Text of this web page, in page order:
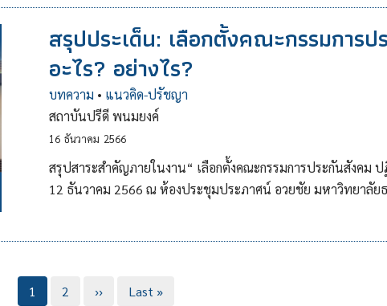
สรุปประเด็น: เลือกตั้งคณะกรรมการ
อะไร? อย่างไร?
บทความ • แนวคิด-ปรัชญา
สถาบันปรีดี พนมยงค์
16 ธันวาคม 2566
สรุปสาระสำคัญภายในงาน“ เลือกตั้งคณะกรรมการประกันสังคม ป
12 ธันวาคม 2566 ณ ห้องประชุมประภาศน์ อวยชัย มหาวิทยาลัย
Current
1 Page
2
Next
››
Last
Last »